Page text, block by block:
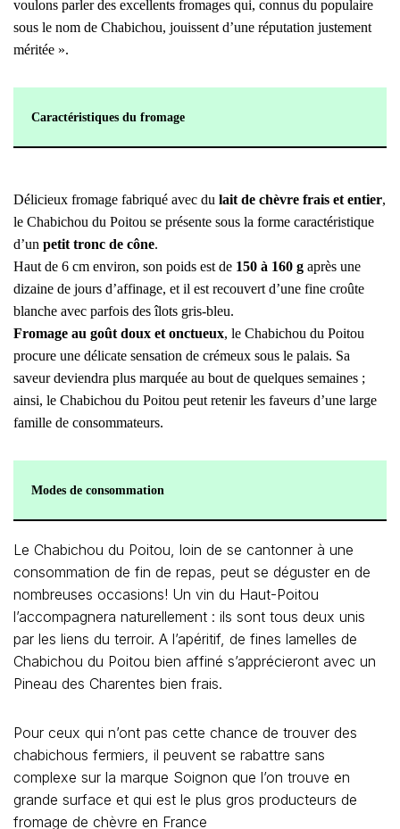
voulons parler des excellents fromages qui, connus du populaire
sous le nom de Chabichou, jouissent d’une réputation justement
méritée ».
Caractéristiques du fromage
Délicieux fromage fabriqué avec du lait de chèvre frais et entier,
le Chabichou du Poitou se présente sous la forme caractéristique
d’un petit tronc de cône.
Haut de 6 cm environ, son poids est de 150 à 160 g après une
dizaine de jours d’affinage, et il est recouvert d’une fine croûte
blanche avec parfois des îlots gris-bleu.
Fromage au goût doux et onctueux, le Chabichou du Poitou
procure une délicate sensation de crémeux sous le palais. Sa
saveur deviendra plus marquée au bout de quelques semaines ;
ainsi, le Chabichou du Poitou peut retenir les faveurs d’une large
famille de consommateurs.
Modes de consommation
Le Chabichou du Poitou, loin de se cantonner à une
consommation de fin de repas, peut se déguster en de
nombreuses occasions! Un vin du Haut-Poitou
l’accompagnera naturellement : ils sont tous deux unis
par les liens du terroir. A l’apéritif, de fines lamelles de
Chabichou du Poitou bien affiné s’apprécieront avec un
Pineau des Charentes bien frais.
Pour ceux qui n’ont pas cette chance de trouver des
chabichous fermiers, il peuvent se rabattre sans
complexe sur la marque Soignon que l’on trouve en
grande surface et qui est le plus gros producteurs de
fromage de chèvre en France